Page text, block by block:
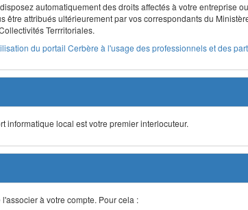
automatiquement des droits affectés à votre entreprise
attribués ultérieurement par vos correspondants du
Terrritoriales.
du portail Cerbère à l'usage des professionnels et des
informatique local est votre premier interlocuteur.
à votre compte. Pour cela :